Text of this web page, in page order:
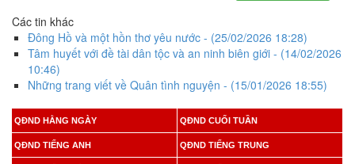
Các tin khác
Đông Hồ và một hồn thơ yêu nước - (25/02/2026 18:28)
Tâm huyết với đề tài dân tộc và an ninh biên giới - (14/02/2026
10:46)
Những trang viết về Quân tình nguyện - (15/01/2026 18:55)
QĐND HẰNG NGÀY QĐND CUỐI TUẦN
QĐND TIẾNG ANH QĐND TIẾNG TRUNG